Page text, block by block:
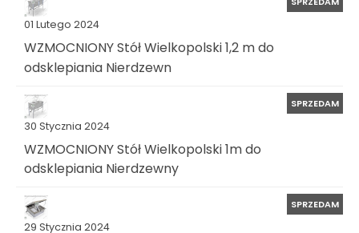
01 Lutego 2024
WZMOCNIONY Stół Wielkopolski 1,2 m do
odsklepiania Nierdzewn
30 Stycznia 2024
SPRZEDAM
WZMOCNIONY Stół Wielkopolski 1m do
odsklepiania Nierdzewny
29 Stycznia 2024
SPRZEDAM